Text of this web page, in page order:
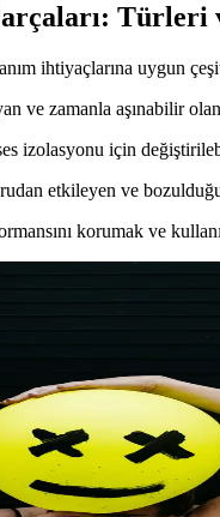
Türleri
ihtiyaçlarına uygun
ve zamanla aşınabilir
izolasyonu için
etkileyen ve
korumak ve